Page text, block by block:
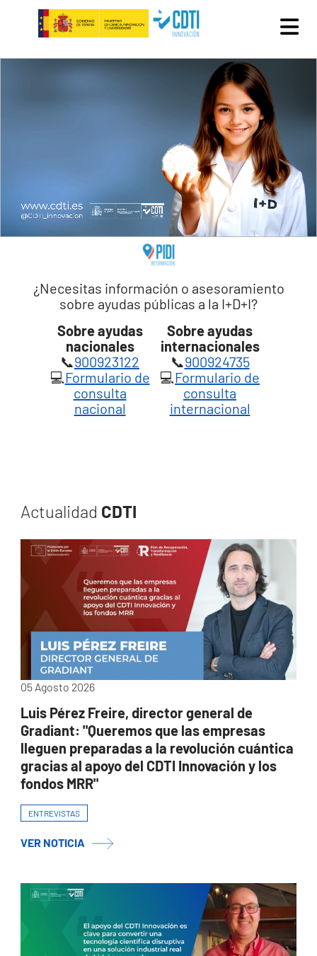
Pasar al contenido principal
¿Necesitas información o asesoramiento
sobre ayudas públicas a la I+D+I?
Sobre ayudas
nacionales
Sobre ayudas
internacionales
📞900923122 📞900924735
💻Formulario de
consulta
nacional
💻Formulario de
consulta
internacional
Actualidad CDTI
05 Agosto 2026
Luis Pérez Freire, director general de
Gradiant: "Queremos que las empresas
lleguen preparadas a la revolución cuántica
gracias al apoyo del CDTI Innovación y los
fondos MRR"
ENTREVISTAS
VER NOTICIA